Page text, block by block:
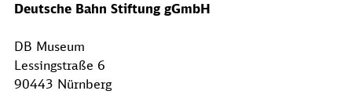
Deutsche Bahn Stiftung gGmbH
DB Museum
Lessingstraße 6
90443 Nürnberg